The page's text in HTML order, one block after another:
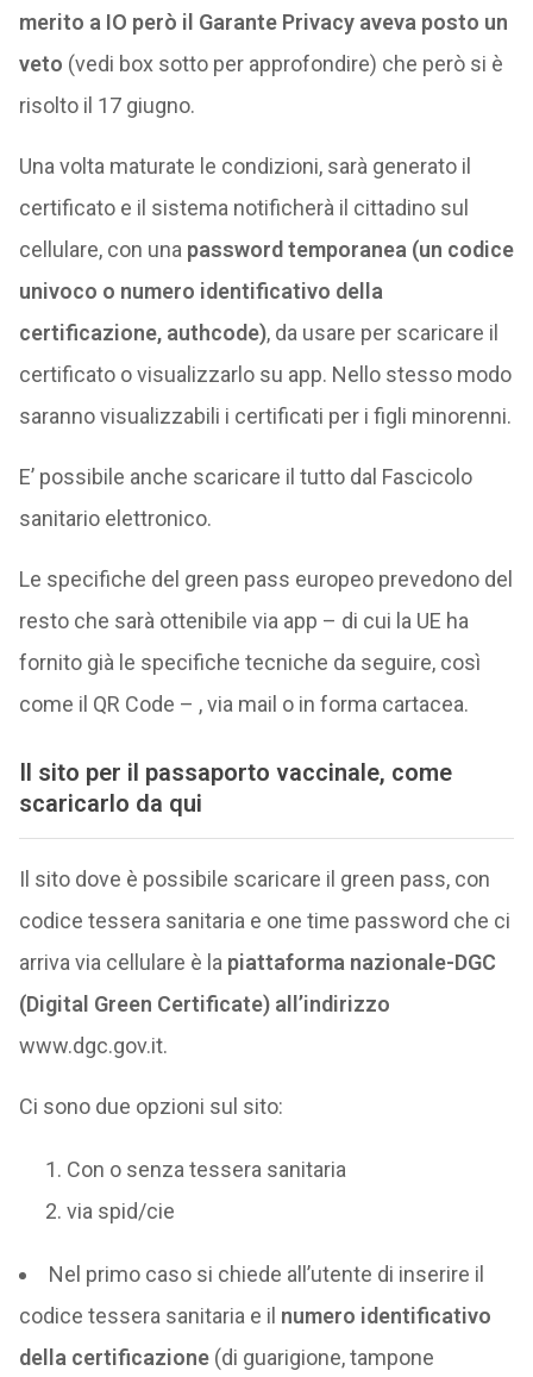
merito a IO però il Garante Privacy aveva posto un
veto (vedi box sotto per approfondire) che però si è
risolto il 17 giugno.
Una volta maturate le condizioni, sarà generato il
certificato e il sistema notificherà il cittadino sul
cellulare, con una password temporanea (un codice
univoco o numero identificativo della
certificazione, authcode), da usare per scaricare il
certificato o visualizzarlo su app. Nello stesso modo
saranno visualizzabili i certificati per i figli minorenni.
E’ possibile anche scaricare il tutto dal Fascicolo
sanitario elettronico.
Le specifiche del green pass europeo prevedono del
resto che sarà ottenibile via app – di cui la UE ha
fornito già le specifiche tecniche da seguire, così
come il QR Code – , via mail o in forma cartacea.
Il sito per il passaporto vaccinale, come
scaricarlo da qui
Il sito dove è possibile scaricare il green pass, con
codice tessera sanitaria e one time password che ci
arriva via cellulare è la piattaforma nazionale-DGC
(Digital Green Certificate) all’indirizzo
www.dgc.gov.it.
Ci sono due opzioni sul sito:
Con o senza tessera sanitaria
via spid/cie
Nel primo caso si chiede all’utente di inserire il
codice tessera sanitaria e il numero identificativo
della certificazione(di guarigione, tampone